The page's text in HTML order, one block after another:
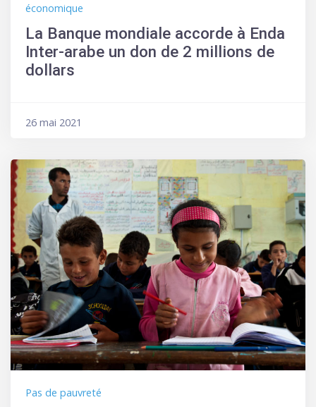
Contre
les
Changements
Climatiques
La Banque mondiale accorde à Enda
Inter-arabe un don de 2 millions de
dollars
économique
26 mai 2021
Pas de pauvreté